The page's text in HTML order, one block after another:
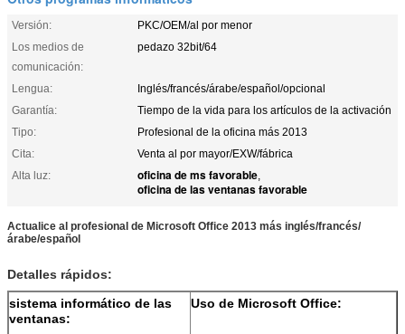
Versión:
PKC/OEM/al por menor
Los medios de
comunicación:
pedazo 32bit/64
Lengua:
Inglés/francés/árabe/español/opcional
Garantía:
Tiempo de la vida para los artículos de la activación
Tipo:
Profesional de la oficina más 2013
Cita:
Venta al por mayor/EXW/fábrica
Alta luz:
oficina de ms favorable,
oficina de las ventanas favorable
Actualice al profesional de Microsoft Office 2013 más inglés/francés/
árabe/español
Detalles rápidos:
sistema informático de las
ventanas:
Uso de Microsoft Office: